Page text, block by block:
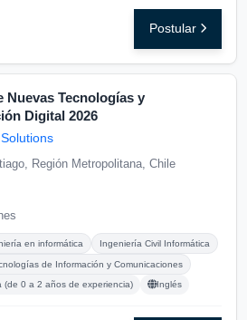
Postular
Nuevas Tecnologías y
Digital 2026
Región Metropolitana, Chile
en informática Ingeniería Civil Informática
de Información y Comunicaciones
(de 0 a 2 años de experiencia) Inglés